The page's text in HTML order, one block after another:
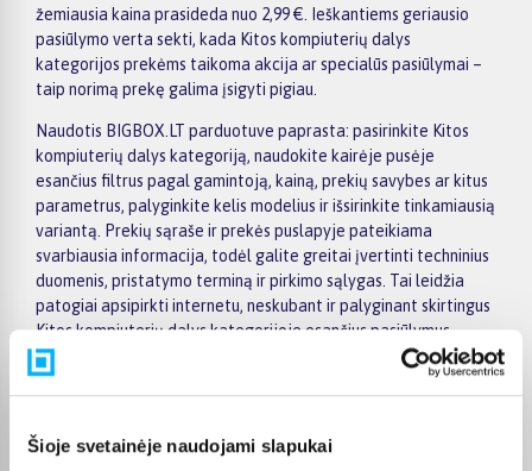
Šioje svetainėje naudojami slapukai
žemiausia kaina prasideda nuo 2,99 €. Ieškantiems geriausio
pasiūlymo verta sekti, kada Kitos kompiuterių dalys
kategorijos prekėms taikoma akcija ar specialūs pasiūlymai –
taip norimą prekę galima įsigyti pigiau.
Naudotis BIGBOX.LT parduotuve paprasta: pasirinkite Kitos
kompiuterių dalys kategoriją, naudokite kairėje pusėje
esančius filtrus pagal gamintoją, kainą, prekių savybes ar kitus
parametrus, palyginkite kelis modelius ir išsirinkite tinkamiausią
variantą. Prekių sąraše ir prekės puslapyje pateikiama
svarbiausia informacija, todėl galite greitai įvertinti techninius
duomenis, pristatymo terminą ir pirkimo sąlygas. Tai leidžia
patogiai apsipirkti internetu, neskubant ir palyginant skirtingus
Kitos kompiuterių dalys kategorijoje esančius pasiūlymus.
Visoms prekėms nuo 150 Eur taikomas nemokamas 24 mėnesių
lizingas, todėl norimas prekes galima įsigyti išsimokėtinai.
o užsakymams nuo 499 € pristatymas į paštomatą nemokamas;